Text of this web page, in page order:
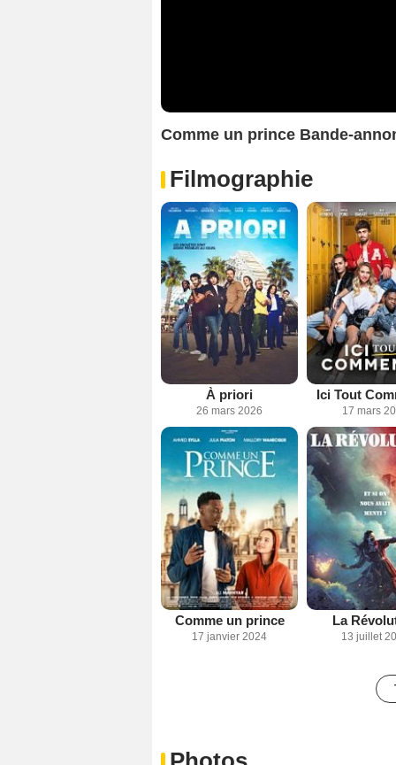
Comme un prince Bande-
Filmographie
À priori
26 mars 2026
Ici Tout
17 mars
Comme un prince
17 janvier 2024
La
13 juillet